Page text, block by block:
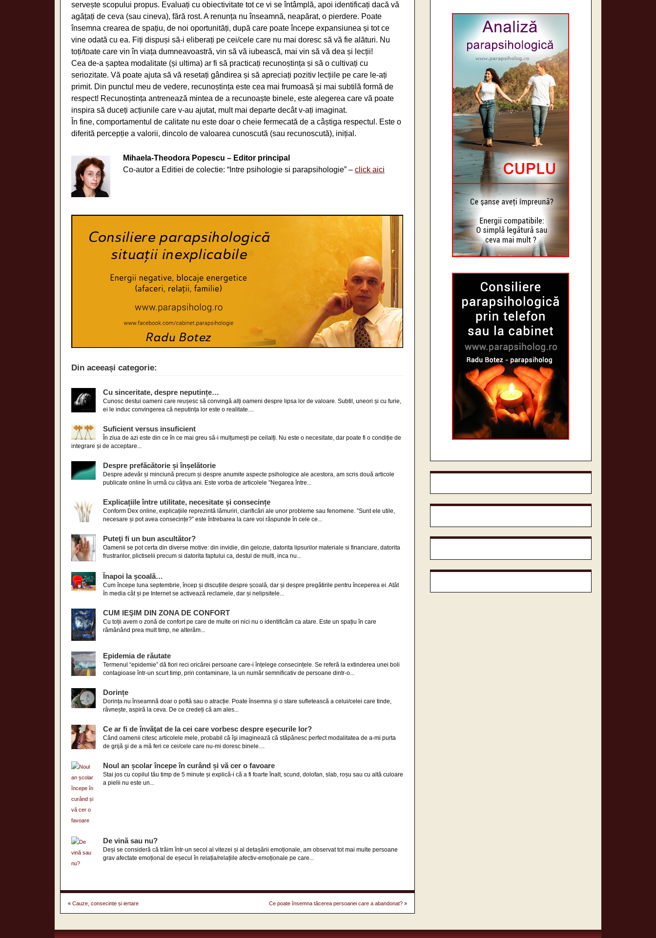
servește scopului propus. Evaluați cu obiectivitate tot ce vi se întâmplă, apoi identificați dacă vă
agățați de ceva (sau cineva), fără rost. A renunța nu înseamnă, neapărat, o pierdere. Poate
însemna crearea de spațiu, de noi oportunități, după care poate începe expansiunea și tot ce
vine odată cu ea. Fiți dispuși să-i eliberați pe cei/cele care nu mai doresc să vă fie alături. Nu
toți/toate care vin în viața dumneavoastră, vin să vă iubească, mai vin să vă dea și lecții!
Cea de-a șaptea modalitate (și ultima) ar fi să practicați recunoștința și să o cultivați cu
seriozitate. Vă poate ajuta să vă resetați gândirea și să apreciați pozitiv lecțiile pe care le-ați
primit. Din punctul meu de vedere, recunoștința este cea mai frumoasă și mai subtilă formă de
respect! Recunoștința antrenează mintea de a recunoaște binele, este alegerea care vă poate
inspira să duceți acțiunile care v-au ajutat, mult mai departe decât v-ați imaginat.
În fine, comportamentul de calitate nu este doar o cheie fermecată de a câștiga respectul. Este o
diferită percepție a valorii, dincolo de valoarea cunoscută (sau recunoscută), inițial.
Mihaela-Theodora Popescu – Editor principal
Co-autor a Editiei de colectie: “Intre psihologie si parapsihologie” – click aici
Din aceeași categorie:
Cu sinceritate, despre neputințe…
Cunosc destui oameni care reușesc să convingă alți oameni despre lipsa lor de valoare. Subtil, uneori și cu furie,
ei le induc convingerea că neputința lor este o realitate....
Suficient versus insuficient
În ziua de azi este din ce în ce mai greu să-i mulțumești pe ceilalți. Nu este o necesitate, dar poate fi o condiție de
integrare și de acceptare...
Despre prefăcătorie și înșelătorie
Despre adevăr și minciună precum și despre anumite aspecte psihologice ale acestora, am scris două articole
publicate online în urmă cu câțiva ani. Este vorba de articolele ”Negarea între...
Explicațiile între utilitate, necesitate și consecințe
Conform Dex online, explicațiile reprezintă lămuriri, clarificări ale unor probleme sau fenomene. ”Sunt ele utile,
necesare și pot avea consecințe?” este întrebarea la care voi răspunde în cele ce...
Puteţi fi un bun ascultător?
Oamenii se pot certa din diverse motive: din invidie, din gelozie, datorita lipsurilor materiale si financiare, datorita
frustrarilor, plictiselii precum si datorita faptului ca, destul de multi, inca nu...
Înapoi la școală…
Cum începe luna septembrie, încep și discuțiile despre școală, dar și despre pregătirile pentru începerea ei. Atât
în media cât și pe Internet se activează reclamele, dar și nelipsitele...
CUM IEŞIM DIN ZONA DE CONFORT
Cu toții avem o zonă de confort pe care de multe ori nici nu o identificăm ca atare. Este un spațiu în care
rămânând prea mult timp, ne alterăm...
Epidemia de răutate
Termenul “epidemie” dă fiori reci oricărei persoane care-i înțelege consecințele. Se referă la extinderea unei boli
contagioase într-un scurt timp, prin contaminare, la un număr semnificativ de persoane dintr-o...
Dorințe
Dorința nu înseamnă doar o poftă sau o atracție. Poate însemna și o stare sufletească a celui/celei care tinde,
râvnește, aspiră la ceva. De ce credeți că am ales...
Ce ar fi de învăţat de la cei care vorbesc despre eşecurile lor?
Când oamenii citesc articolele mele, probabil că îşi imaginează că stăpânesc perfect modalitatea de a-mi purta
de grijă şi de a mă feri ce cei/cele care nu-mi doresc binele....
Noul an școlar începe în curând și vă cer o favoare
Stai jos cu copilul tău timp de 5 minute și explică-i că a fi foarte înalt, scund, dolofan, slab, roșu sau cu altă culoare
a pielii nu este un...
De vină sau nu?
Deși se consideră că trăim într-un secol al vitezei și al detașării emoționale, am observat tot mai multe persoane
grav afectate emoțional de eșecul în relația/relațiile afectiv-emoționale pe care...
« Cauze, consecințe și iertare Ce poate însemna tăcerea persoanei care a abandonat? »